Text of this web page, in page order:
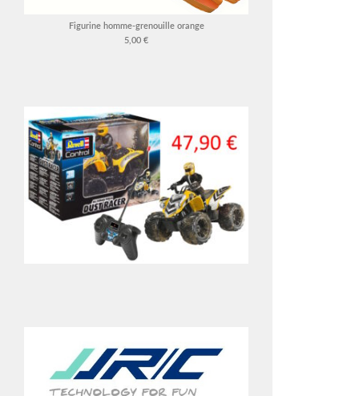
Figurine homme-grenouille orange
5,00 €